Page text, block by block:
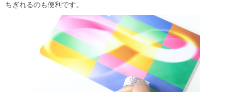
ちぎれるのも便利です。